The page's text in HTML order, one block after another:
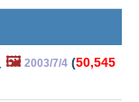
🖼️ 2003/7/4 (50,545